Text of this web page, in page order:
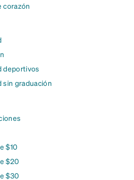
corazón
deportivos
sin graduación
$10
$20
$30